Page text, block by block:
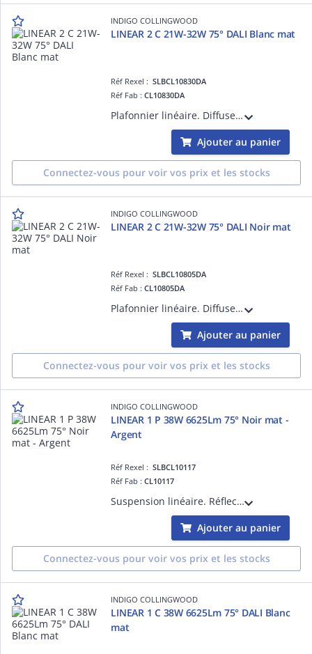
INDIGO COLLINGWOOD
LINEAR 2 C 21W-32W 75° DALI Blanc mat
Réf Rexel :SLBCL10830DA
Réf Fab :CL10830DA
Plafonnier linéaire. Diffuseur PC prismatique. 21 ou 32W et 3000K, 3500K ou 4000K au choix à l'arrière du luminaire. Convertisseur dimmable DALI-push intégré dans l'appareil. Possibilité de mise en ligne jusqu'à maximum 25 luminaires.
Ajouter au panier
Connectez-vous pour voir vos prix et les stocks
INDIGO COLLINGWOOD
LINEAR 2 C 21W-32W 75° DALI Noir mat
Réf Rexel :SLBCL10805DA
Réf Fab :CL10805DA
Plafonnier linéaire. Diffuseur PC prismatique. 21 ou 32W et 3000K, 3500K ou 4000K au choix à l'arrière du luminaire. Convertisseur dimmable DALI-push intégré dans l'appareil. Possibilité de mise en ligne jusqu'à maximum 25 luminaires.
Ajouter au panier
Connectez-vous pour voir vos prix et les stocks
INDIGO COLLINGWOOD
LINEAR 1 P 38W 6625Lm 75° Noir mat -
Argent
Réf Rexel :SLBCL10117
Réf Fab :CL10117
Suspension linéaire. Réflecteur basse luminance. 3000K, 3500K ou 4000K à sélectionner. Avec câbles de suspension noirs (2m max). Base ronde et câble d'alimentation noirs (2m) à commander séparément. Convertisseur non dimmable intégré.
Ajouter au panier
Connectez-vous pour voir vos prix et les stocks
INDIGO COLLINGWOOD
LINEAR 1 C 38W 6625Lm 75° DALI Blanc
mat